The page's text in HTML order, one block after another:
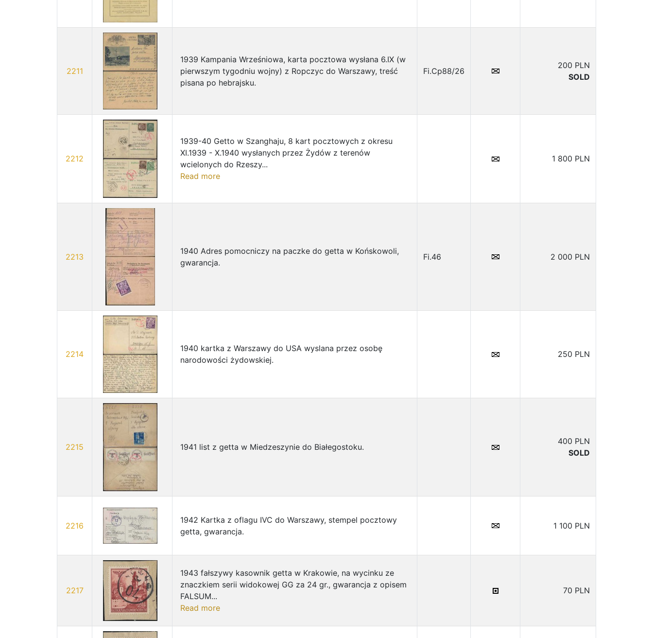
2211
1939 Kampania Wrześniowa, karta pocztowa wysłana 6.IX (w
pierwszym tygodniu wojny) z Ropczyc do Warszawy, treść
pisana po hebrajsku.
Fi.Cp88/26
200 PLN
SOLD
2212
1939-40 Getto w Szanghaju, 8 kart pocztowych z okresu
XI.1939 - X.1940 wysłanych przez Żydów z terenów
wcielonych do Rzeszy...
Read more
1 800 PLN
2213
1940 Adres pomocniczy na paczke do getta w Końskowoli,
gwarancja.
Fi.46 2 000 PLN
2214
1940 kartka z Warszawy do USA wyslana przez osobę
narodowości żydowskiej.
250 PLN
2215 1941 list z getta w Miedzeszynie do Białegostoku.
400 PLN
SOLD
2216
1942 Kartka z oflagu IVC do Warszawy, stempel pocztowy
getta, gwarancja.
1 100 PLN
2217
1943 fałszywy kasownik getta w Krakowie, na wycinku ze
znaczkiem serii widokowej GG za 24 gr., gwarancja z opisem
FALSUM...
Read more
70 PLN